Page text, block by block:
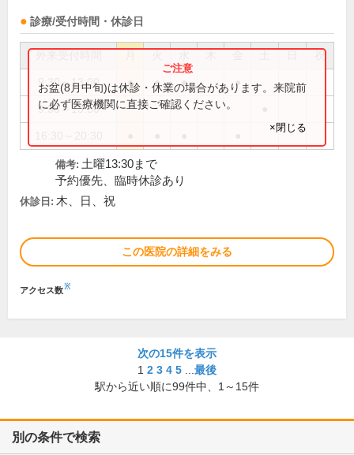
診療/受付時間・休診日
祝
9:30～13:00 ● ● ● ●
9:30～13:30
お盆(8月中旬)は休診・休業の場合があります。来院前
に必ず医療機関に直接ご確認ください。
×閉じる
備考: 土曜13:30まで
予約優先、臨時休診あり
休診日: 木、日、祝
この医院の詳細をみる
アクセス数※
次の15件を表示
1 2 3 4 5
最後
駅から近い順に99件中、 1～15件
別の条件で検索